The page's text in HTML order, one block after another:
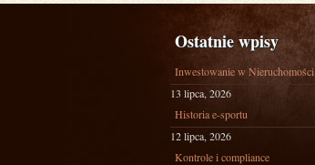
Ostatnie wpisy
Inwestowanie w Nieruchomości
13 lipca, 2026
Historia e-sportu
12 lipca, 2026
Kontrole i compliance